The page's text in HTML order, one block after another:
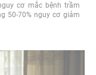
cơ mắc bệnh trầm
50-70% nguy cơ giảm